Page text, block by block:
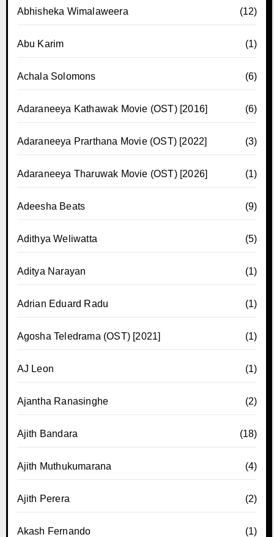
Abhisheka Wimalaweera (12)
Abu Karim (1)
Achala Solomons (6)
Adaraneeya Kathawak Movie (OST) [2016] (6)
Adaraneeya Prarthana Movie (OST) [2022] (3)
Adaraneeya Tharuwak Movie (OST) [2026] (1)
Adeesha Beats (9)
Adithya Weliwatta (5)
Aditya Narayan (1)
Adrian Eduard Radu (1)
Agosha Teledrama (OST) [2021] (1)
AJ Leon (1)
Ajantha Ranasinghe (2)
Ajith Bandara (18)
Ajith Muthukumarana (4)
Ajith Perera (2)
Akash Fernando (1)